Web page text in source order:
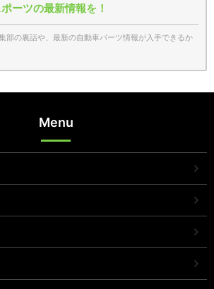
ーツの最新情報を！
部の裏話や、最新の自動車パーツ情報が入手できるか
Menu